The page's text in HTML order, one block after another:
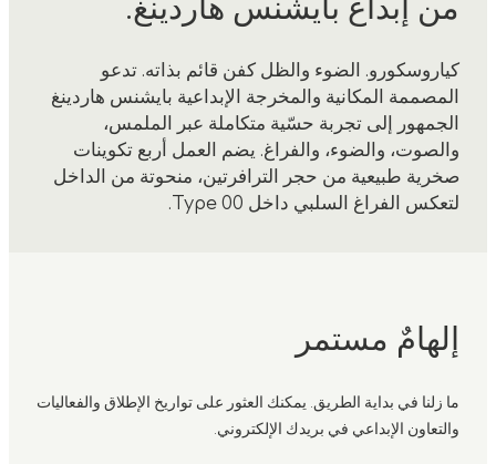
كياروسكورو. الضوء والظل كفن قائم بذاته. تدعو
المصممة المكانية والمخرجة الإبداعية بايشنس هاردينغ
الجمهور إلى تجربة حسّية متكاملة عبر الملمس،
والصوت، والضوء، والفراغ. يضم العمل أربع تكوينات
صخرية طبيعية من حجر الترافرتين، منحوتة من الداخل
لتعكس الفراغ السلبي داخل Type 00.
إلهامٌ مستمر
ما زلنا في بداية الطريق. يمكنك العثور على تواريخ الإطلاق والفعاليات
والتعاون الإبداعي في بريدك الإلكتروني.